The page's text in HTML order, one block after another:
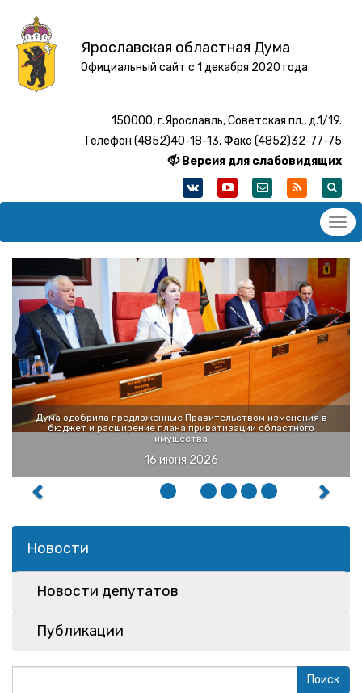
Ярославская областная Дума
Официальный сайт с 1 декабря 2020 года
150000, г.Ярославль, Советская пл., д.1/19.
Телефон (4852)40-18-13, Факс (4852)32-77-75
Версия для слабовидящих
Дума одобрила предложенные Правительством изменения в
бюджет и расширение плана приватизации областного
имущества
16 июня 2026
Новости
Новости депутатов
Публикации